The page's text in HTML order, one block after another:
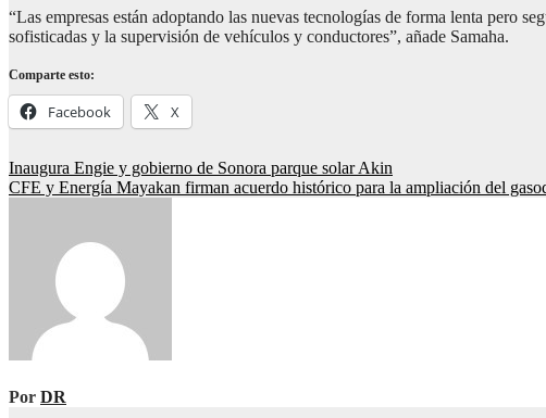
“Las empresas están adoptando las nuevas tecnologías de forma lenta pero
sofisticadas y la supervisión de vehículos y conductores”, añade Samaha.
Comparte esto:
Facebook X
Navegación
de
Inaugura Engie y gobierno de Sonora parque solar Akin
CFE y Energía Mayakan firman acuerdo histórico para la ampliación del
Por DR